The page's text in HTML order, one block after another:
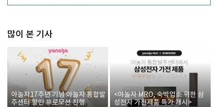
많이 본 기사
야놀자17주년 기념 야놀자 통합발
주센터 할인 프로모션 진행
<야놀자 MRO, 숙박업소 위한 삼
성전자 가전제품 특가 개시>